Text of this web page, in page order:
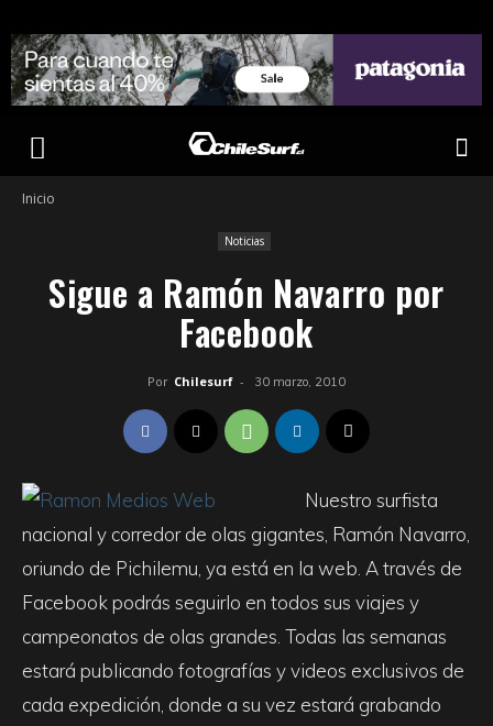
Inicio
Noticias
Sigue a Ramón Navarro por
Facebook
Por Chilesurf - 30 marzo, 2010
Nuestro surfista
nacional y corredor de olas gigantes, Ramón Navarro,
oriundo de Pichilemu, ya está en la web. A través de
Facebook podrás seguirlo en todos sus viajes y
campeonatos de olas grandes. Todas las semanas
estará publicando fotografías y videos exclusivos de
cada expedición, donde a su vez estará grabando